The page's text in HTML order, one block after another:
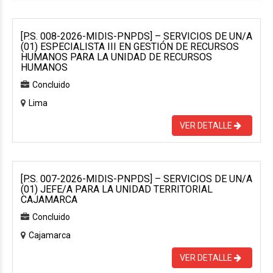
[P.S. 008-2026-MIDIS-PNPDS] – SERVICIOS DE UN/A
(01) ESPECIALISTA III EN GESTIÓN DE RECURSOS
HUMANOS PARA LA UNIDAD DE RECURSOS
HUMANOS
Concluido
Lima
VER DETALLE
[P.S. 007-2026-MIDIS-PNPDS] – SERVICIOS DE UN/A
(01) JEFE/A PARA LA UNIDAD TERRITORIAL
CAJAMARCA
Concluido
Cajamarca
VER DETALLE